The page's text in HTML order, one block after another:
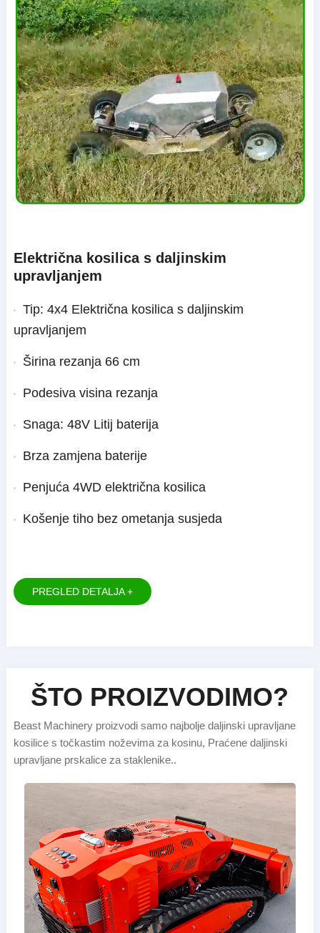
Električna kosilica s daljinskim
upravljanjem
Tip: 4x4 Električna kosilica s daljinskim
upravljanjem
Širina rezanja 66 cm
Podesiva visina rezanja
Snaga: 48V Litij baterija
Brza zamjena baterije
Penjuća 4WD električna kosilica
Košenje tiho bez ometanja susjeda
PREGLED DETALJA +
ŠTO PROIZVODIMO?
Beast Machinery proizvodi samo najbolje daljinski upravljane
kosilice s točkastim noževima za kosinu, Praćene daljinski
upravljane prskalice za staklenike..